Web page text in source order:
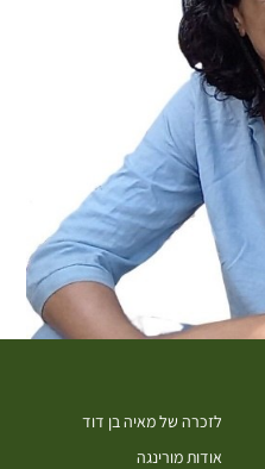
לזכרה של מאיה בן דוד
אודות מורינגה